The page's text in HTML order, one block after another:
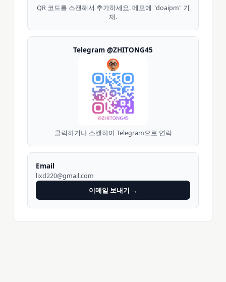
QR 코드를 스캔해서 추가하세요. 메모에 "doaipm" 기
재.
Telegram @ZHITONG45
클릭하거나 스캔하여 Telegram으로 연락
Email
lixd220@gmail.com
이메일 보내기 →